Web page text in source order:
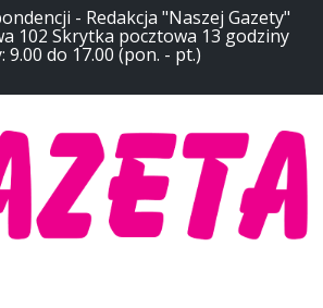
- Redakcja "Naszej Gazety"
102 Skrytka pocztowa 13 godziny
9.00 do 17.00 (pon. - pt.)